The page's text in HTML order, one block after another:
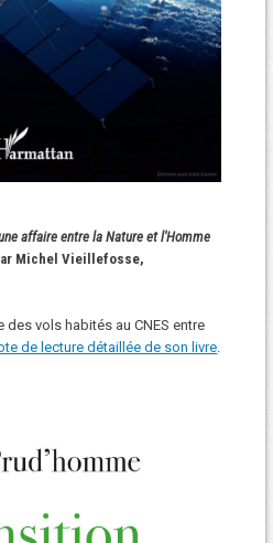
affaire entre la Nature et l'Homme
Michel Vieillefosse,
vols habités au CNES entre
de lecture détaillée de son livre